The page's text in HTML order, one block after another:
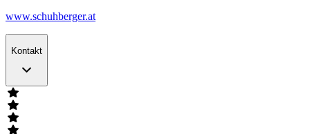
www.schuhberger.at
Kontakt